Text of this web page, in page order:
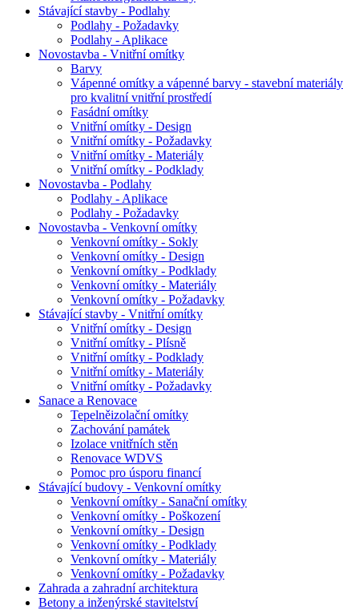
Stávající stavby - Podlahy
Podlahy - Požadavky
Podlahy - Aplikace
Novostavba - Vnitřní omítky
Barvy
Vápenné omítky a vápenné barvy - stavební materiály
pro kvalitní vnitřní prostředí
Fasádní omítky
Vnitřní omítky - Design
Vnitřní omítky - Požadavky
Vnitřní omítky - Materiály
Vnitřní omítky - Podklady
Novostavba - Podlahy
Podlahy - Aplikace
Podlahy - Požadavky
Novostavba - Venkovní omítky
Venkovní omítky - Sokly
Venkovní omítky - Design
Venkovní omítky - Podklady
Venkovní omítky - Materiály
Venkovní omítky - Požadavky
Stávající stavby - Vnitřní omítky
Vnitřní omítky - Design
Vnitřní omítky - Plísně
Vnitřní omítky - Podklady
Vnitřní omítky - Materiály
Vnitřní omítky - Požadavky
Sanace a Renovace
Tepelněizolační omítky
Zachování památek
Izolace vnitřních stěn
Renovace WDVS
Pomoc pro úsporu financí
Stávající budovy - Venkovní omítky
Venkovní omítky - Sanační omítky
Venkovní omítky - Poškození
Venkovní omítky - Design
Venkovní omítky - Podklady
Venkovní omítky - Materiály
Venkovní omítky - Požadavky
Zahrada a zahradní architektura
Betony a inženýrské stavitelství